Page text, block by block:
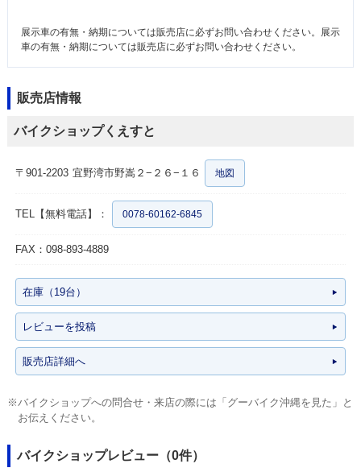
展示車の有無・納期については販売店に必ずお問い合わせください。展示
車の有無・納期については販売店に必ずお問い合わせください。
販売店情報
バイクショップくえすと
〒901-2203 宜野湾市野嵩２−２６−１６ 地図
TEL【無料電話】： 0078-60162-6845
FAX：098-893-4889
在庫（19台）
レビューを投稿
販売店詳細へ
※バイクショップへの問合せ・来店の際には「グーバイク沖縄を見た」と
お伝えください。
バイクショップレビュー（0件）